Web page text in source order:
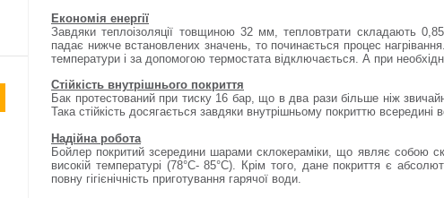
Економія енергії
Завдяки теплоізоляції товщиною 32 мм, тепловтрати складають
падає нижче встановлених значень, то починається процес
температури і за допомогою термостата відключається. А при
Стійкість внутрішнього покриття
Бак протестований при тиску 16 бар, що в два рази більше ніж
Така стійкість досягається завдяки внутрішньому покриттю всередині
Надійна робота
Бойлер покритий зсередини шарами склокераміки, що являє собою
високій температурі (78°С- 85°С). Крім того, дане покриття є
повну гігієнічність приготування гарячої води.